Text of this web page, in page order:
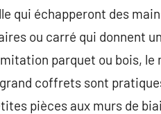
qui échapperont des
ou carré qui donnent
parquet ou bois,
coffrets sont
pièces aux murs de